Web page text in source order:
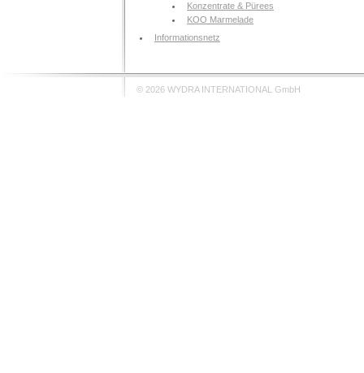
Konzentrate & Pürees
KOO Marmelade
Informationsnetz
© 2026 WYDRA INTERNATIONAL GmbH